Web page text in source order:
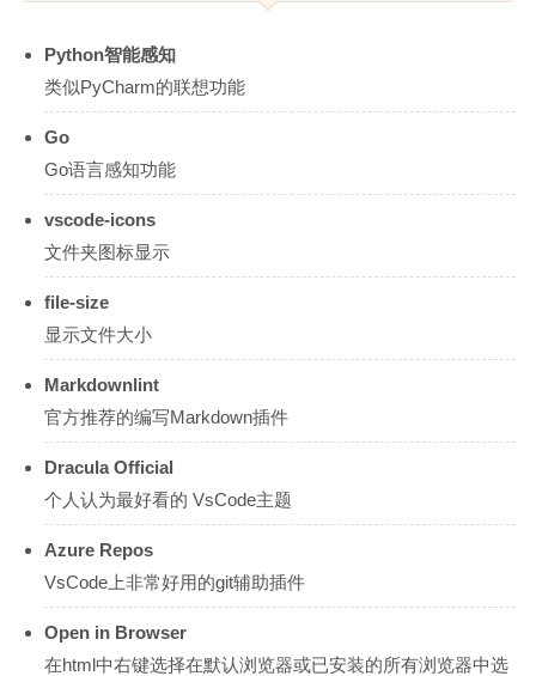
Python智能感知
类似PyCharm的联想功能
Go
Go语言感知功能
vscode-icons
文件夹图标显示
file-size
显示文件大小
Markdownlint
官方推荐的编写Markdown插件
Dracula Official
个人认为最好看的 VsCode主题
Azure Repos
VsCode上非常好用的git辅助插件
Open in Browser
在html中右键选择在默认浏览器或已安装的所有浏览器中选